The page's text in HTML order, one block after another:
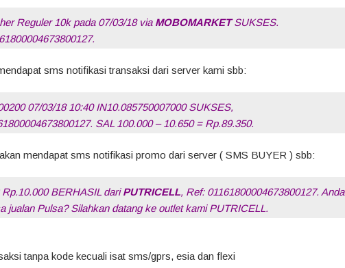
Reguler 10k pada 07/03/18 via MOBOMARKETSUKSES.
sms notifikasi transaksi dari server kami sbb:
07/03/18 10:40 IN10.085750007000 SUKSES,
SAL 100.000 – 10.650 = Rp.89.350.
mendapat sms notifikasi promo dari server ( SMS BUYER ) sbb:
BERHASIL dariPUTRICELL, Ref: 01161800004673800127. Anda
jualan Pulsa? Silahkan datang ke outlet kami PUTRICELL.
tanpa kode kecuali isat sms/gprs, esia dan flexi